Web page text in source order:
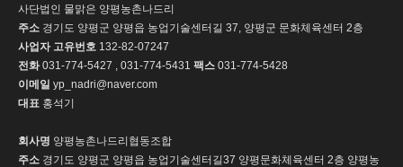
사단법인 물맑은 양평농촌나드리
주소 경기도 양평군 양평읍 농업기술센터길 37, 양평군 문화체육센터 2층
사업자 고유번호 132-82-07247
전화031-774-5427 , 031-774-5431 팩스 031-774-5428
이메일 yp_nadri@naver.com
대표 홍석기
회사명 양평농촌나드리협동조합
주소 경기도 양평군 양평읍 농업기술센터길37 양평문화체육센터 2층 양평농